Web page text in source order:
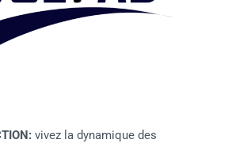
vivez la dynamique des